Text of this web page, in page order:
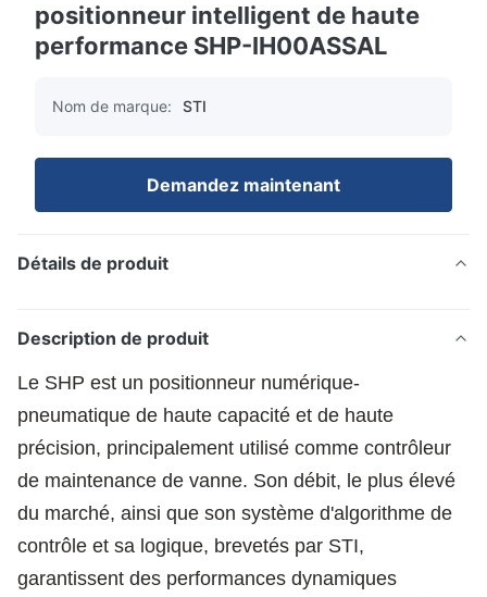
positionneur intelligent de haute
performance SHP-IH00ASSAL
Nom de marque: STI
Demandez maintenant
Détails de produit
Description de produit
Le SHP est un positionneur numérique-
pneumatique de haute capacité et de haute
précision, principalement utilisé comme contrôleur
de maintenance de vanne. Son débit, le plus élevé
du marché, ainsi que son système d'algorithme de
contrôle et sa logique, brevetés par STI,
garantissent des performances dynamiques